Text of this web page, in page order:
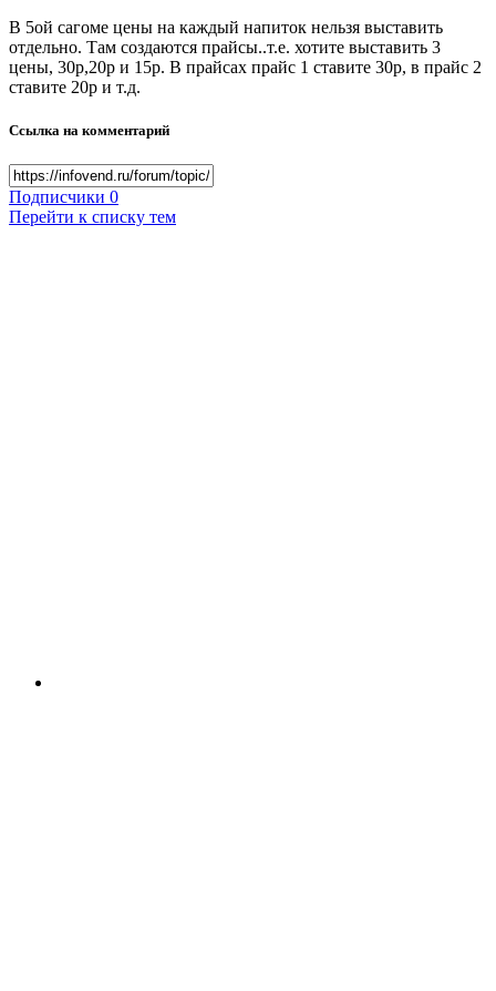
В 5ой сагоме цены на каждый напиток нельзя выставить
отдельно. Там создаются прайсы..т.е. хотите выставить 3
цены, 30р,20р и 15р. В прайсах прайс 1 ставите 30р, в прайс 2
ставите 20р и т.д.
Ссылка на комментарий
Подписчики 0
Перейти к списку тем